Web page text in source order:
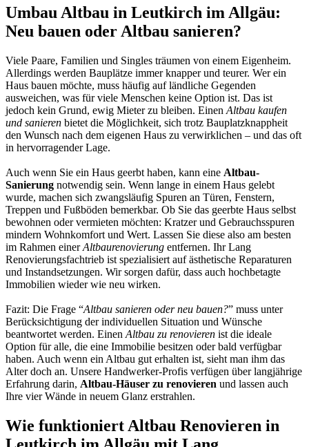
Umbau Altbau in Leutkirch im Allgäu:
Neu bauen oder Altbau sanieren?
Viele Paare, Familien und Singles träumen von einem Eigenheim.
Allerdings werden Bauplätze immer knapper und teurer. Wer ein
Haus bauen möchte, muss häufig auf ländliche Gegenden
ausweichen, was für viele Menschen keine Option ist. Das ist
jedoch kein Grund, ewig Mieter zu bleiben. Einen Altbau kaufen
und sanieren bietet die Möglichkeit, sich trotz Bauplatzknappheit
den Wunsch nach dem eigenen Haus zu verwirklichen – und das oft
in hervorragender Lage.
Auch wenn Sie ein Haus geerbt haben, kann eine Altbau-
Sanierung notwendig sein. Wenn lange in einem Haus gelebt
wurde, machen sich zwangsläufig Spuren an Türen, Fenstern,
Treppen und Fußböden bemerkbar. Ob Sie das geerbte Haus selbst
bewohnen oder vermieten möchten: Kratzer und Gebrauchsspuren
mindern Wohnkomfort und Wert. Lassen Sie diese also am besten
im Rahmen einerAltbaurenovierung entfernen. Ihr Lang
Renovierungsfachtrieb ist spezialisiert auf ästhetische Reparaturen
und Instandsetzungen. Wir sorgen dafür, dass auch hochbetagte
Immobilien wieder wie neu wirken.
Fazit: Die Frage “Altbau sanieren oder neu bauen?” muss unter
Berücksichtigung der individuellen Situation und Wünsche
beantwortet werden. Einen Altbau zu renovieren ist die ideale
Option für alle, die eine Immobilie besitzen oder bald verfügbar
haben. Auch wenn ein Altbau gut erhalten ist, sieht man ihm das
Alter doch an. Unsere Handwerker-Profis verfügen über langjährige
Erfahrung darin, Altbau-Häuser zu renovieren und lassen auch
Ihre vier Wände in neuem Glanz erstrahlen.
Wie funktioniert Altbau Renovieren in